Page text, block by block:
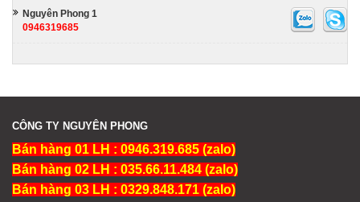
Nguyên Phong 1
0946319685
CÔNG TY NGUYÊN PHONG
Bán hàng 01 LH : 0946.319.685 (zalo)
Bán hàng 02 LH : 035.66.11.484 (zalo)
Bán hàng 03 LH : 0329.848.171 (zalo)